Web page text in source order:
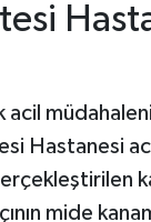
acil
Hastanesi
mide